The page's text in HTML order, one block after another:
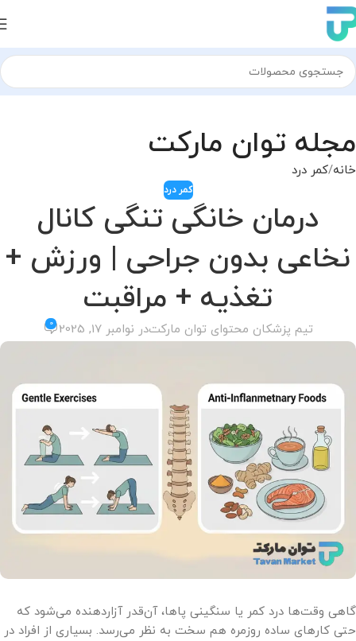
مجله توان مارکت
خانه کمر درد
کمر درد
درمان خانگی تنگی کانال
نخاعی بدون جراحی | ورزش +
تغذیه + مراقبت
تیم پزشکان محتوای توان مارکتدر نوامبر 17, 2025 0
گاهی وقت‌ها درد کمر یا سنگینی پاها، آن‌قدر آزاردهنده می‌شود که
حتی کارهای ساده روزمره هم سخت به نظر می‌رسد. بسیاری از افراد در